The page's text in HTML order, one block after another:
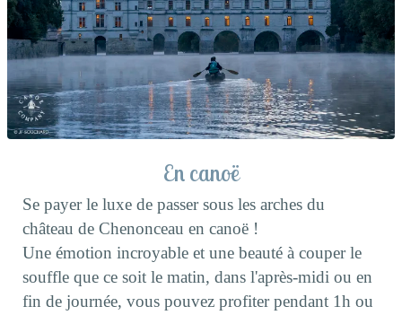
En canoë
Se payer le luxe de passer sous les arches du
château de Chenonceau en canoë !
Une émotion incroyable et une beauté à couper le
souffle que ce soit le matin, dans l'après-midi ou en
fin de journée, vous pouvez profiter pendant 1h ou